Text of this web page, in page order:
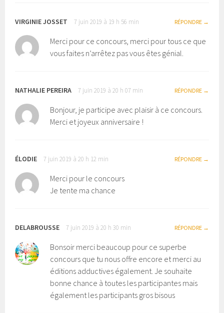
VIRGINIE JOSSET 7 juin 2019 à 19 h 56 min RÉPONDRE
Merci pour ce concours, merci pour tous ce que
vous faites n’arrêtez pas vous êtes génial.
NATHALIE PEREIRA 7 juin 2019 à 20 h 07 min RÉPONDRE
Bonjour, je participe avec plaisir à ce concours.
Merci et joyeux anniversaire !
ÉLODIE 7 juin 2019 à 20 h 12 min RÉPONDRE
Merci pour le concours
Je tente ma chance
DELABROUSSE 7 juin 2019 à 20 h 30 min RÉPONDRE
Bonsoir merci beaucoup pour ce superbe
concours que tu nous offre encore et merci au
éditions adductives également. Je souhaite
bonne chance à toutes les participantes mais
également les participants gros bisous